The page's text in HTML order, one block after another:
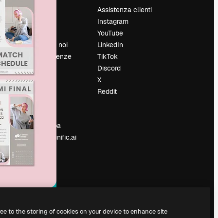
Prezzi
Chi siamo
Recensioni
Lavora con noi
Cerca tendenze
Blog
Eventi
Slidesgo
Vendi i tuoi
contenuti
Sala stampa
Cerchi magnific.ai
Assistenza clienti
Instagram
YouTube
LinkedIn
TikTok
Discord
X
Reddit
to the storing of cookies on your device to enhance site